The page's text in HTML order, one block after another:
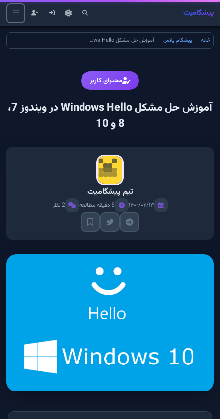
پیشگامیت
خانه پیشگام پلاس آموزش حل مشکل Windows Hello در ویندوز 7، 8 و 10
محتوای کاربر
آموزش حل مشکل Windows Hello در ویندوز 7،
8 و 10
تیم پیشگامیت
۱۴۰۰/۰۲/۱۳ 5 دقیقه مطالعه 2 نظر